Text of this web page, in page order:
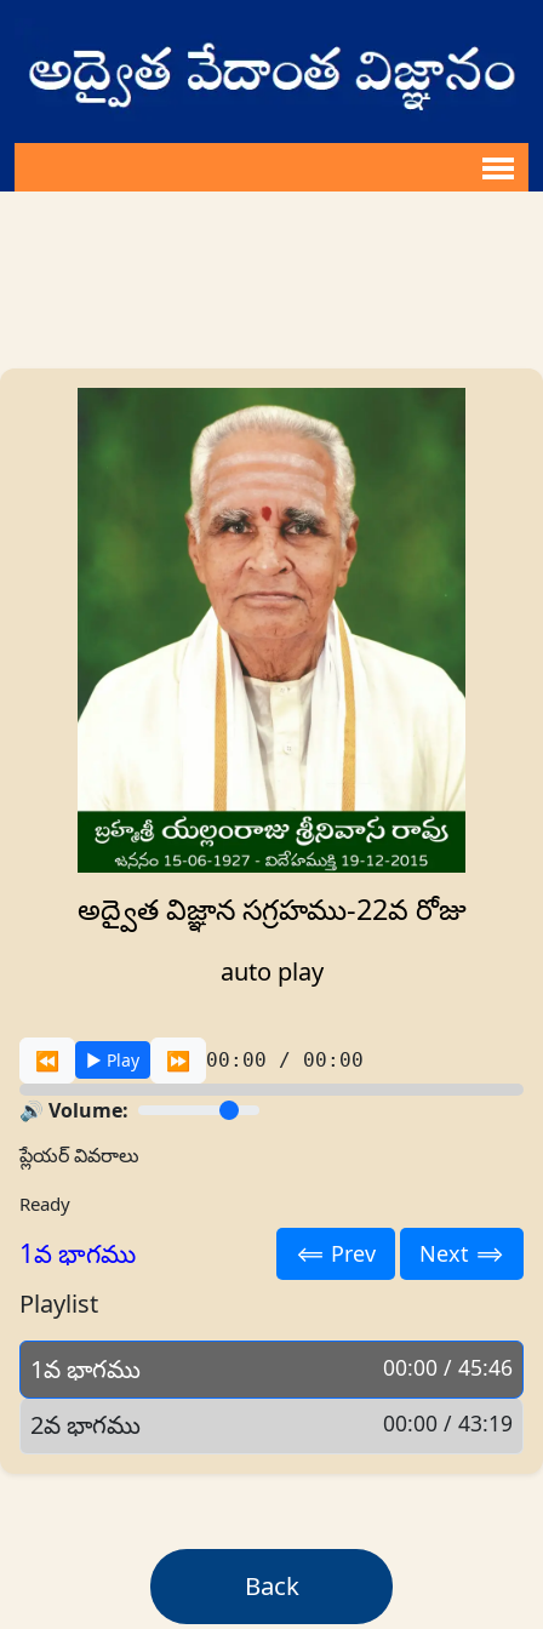
అద్వైత విజ్ఞాన సగ్రహము-22వ రోజు
auto play
⏪ ▶️ Play ⏩ 00:00 / 00:00
🔊 Volume:
ప్లేయర్ వివరాలు
Ready
1వ భాగము ⟸ Prev Next ⟹
Playlist
1వ భాగము
00:00 / 45:46
2వ భాగము 00:00 / 43:19
Back